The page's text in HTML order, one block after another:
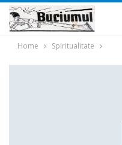
Home Spiritualitate